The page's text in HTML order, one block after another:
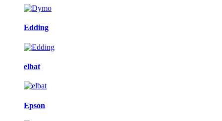
Edding
elbat
Epson